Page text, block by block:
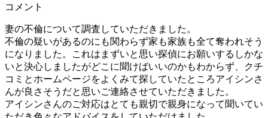
コメント
妻の不倫について調査していただきました。
不倫の疑いがあるのにも関わらず家も家族も全て奪われそう
になりました。これはまずいと思い探偵にお願いするしかな
いと決心しましたがどこに聞けばいいのかもわからず、クチ
コミとホームページをよくみて探していたところアイシンさ
んが良さそうだと思いご連絡させていただきました。
アイシンさんのご対応はとても親切で親身になって聞いてい